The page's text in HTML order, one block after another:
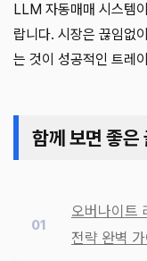
LLM 자동매매 시스템
랍니다. 시장은 끊임없
는 것이 성공적인 트레
함께 보면 좋은
오버나이트
전략 완벽